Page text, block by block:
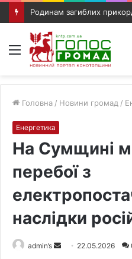
Меню
Головна / Новини громад /
Енергетика
На Сумщині
перебої з
наслідки
admin’s 22.05.2026